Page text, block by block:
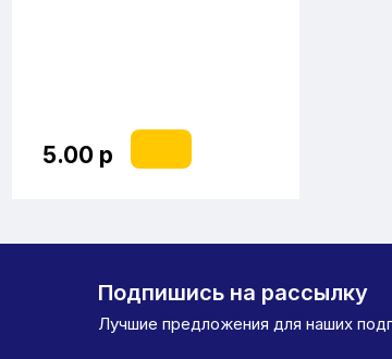
5.00 р
Подпишись на рассылку
Лучшие предложения для наших